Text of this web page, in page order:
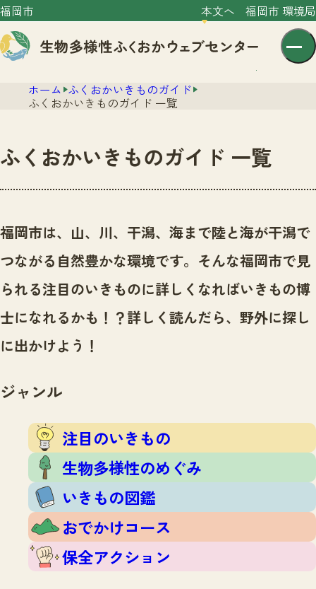
福岡市 本文へ 福岡市 環境局
センター紹介
センター紹介TOP
サイトポリシー
プライバシーポリシー
ニュースTOP
市の取組み
いきものガイド
いきものガイドTOP
注目のいきもの
生物多様性のめぐみ
保全アクション
イベント
いきもの調査隊
調査レポート
調査結果
ふくおかいきものマップ
マッチング
マッチングTOP
掲載申し込みフォーム
お問合せ
ホーム ふくおかいきものガイド
ふくおかいきものガイド 一覧
ふくおかいきものガイド 一覧
福岡市は、山、川、干潟、海まで陸と海が干潟で
つながる自然豊かな環境です。 そんな福岡市で見
られる注目のいきものに詳しくなればいきもの博
士になれるかも！？詳しく読んだら、野外に探し
に出かけよう！
ジャンル
注目のいきもの
生物多様性のめぐみ
いきもの図鑑
おでかけコース
保全アクション